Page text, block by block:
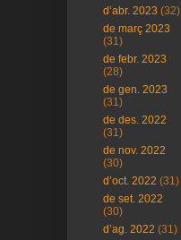
d’abr. 2023 (32)
de març 2023
(31)
de febr. 2023
(28)
de gen. 2023
(31)
de des. 2022
(31)
de nov. 2022
(30)
d’oct. 2022 (31)
de set. 2022
(30)
d’ag. 2022 (31)